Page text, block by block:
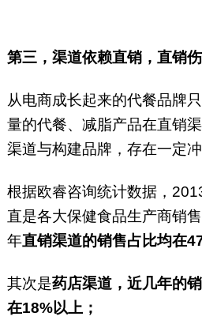
第三，渠道依赖直销，直销
从电商成长起来的代餐品牌
量的代餐、减脂产品在直销
渠道与构建品牌，存在一定冲
根据欧睿咨询统计数据，
直是各大保健食品生产商销
年直销渠道的销售占比均在
其次是药店渠道，近几年的
在18%以上；